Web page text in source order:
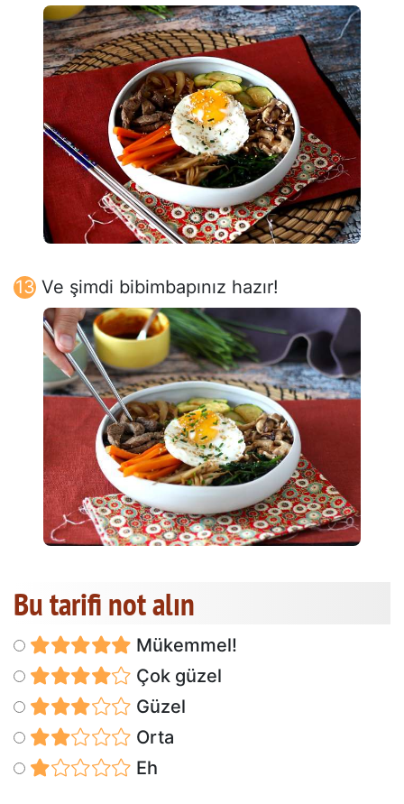
Ve şimdi bibimbapınız hazır!
Bu tarifi not alın
Mükemmel!
Çok güzel
Güzel
Orta
Eh